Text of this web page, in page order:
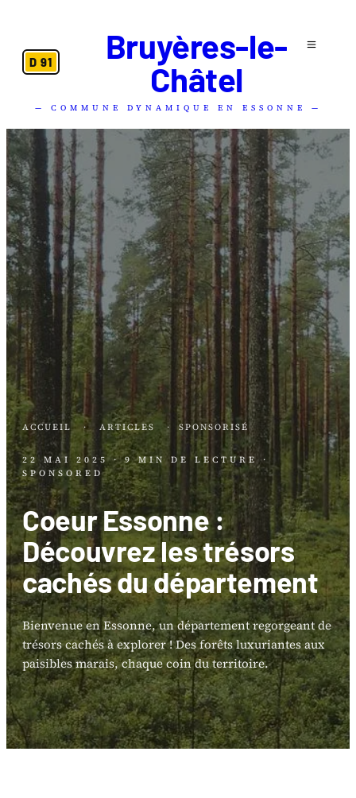
D 91
Bruyères-le-
Châtel
— COMMUNE DYNAMIQUE EN ESSONNE —
ACCUEIL · ARTICLES · SPONSORISÉ
22 MAI 2025 · 9 MIN DE LECTURE ·
SPONSORED
Coeur Essonne :
Découvrez les trésors
cachés du département
Bienvenue en Essonne, un département regorgeant de
trésors cachés à explorer ! Des forêts luxuriantes aux
paisibles marais, chaque coin du territoire.